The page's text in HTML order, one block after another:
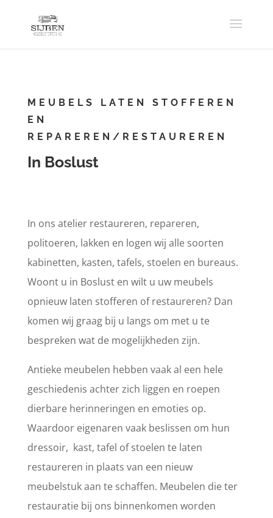
MEUBELS LATEN STOFFEREN
EN
REPAREREN/RESTAUREREN
In Boslust
In ons atelier restaureren, repareren,
politoeren, lakken en logen wij alle soorten
kabinetten, kasten, tafels, stoelen en bureaus.
Woont u in Boslust en wilt u uw meubels
opnieuw laten stofferen of restaureren? Dan
komen wij graag bij u langs om met u te
bespreken wat de mogelijkheden zijn.
Antieke meubelen hebben vaak al een hele
geschiedenis achter zich liggen en roepen
dierbare herinneringen en emoties op.
Waardoor eigenaren vaak beslissen om hun
dressoir, kast, tafel of stoelen te laten
restaureren in plaats van een nieuw
meubelstuk aan te schaffen. Meubelen die ter
restauratie bij ons binnenkomen worden